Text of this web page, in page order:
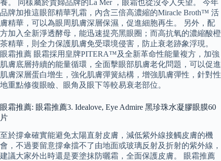
養。 同樣屬於貴婦品牌的La Mer ，眼霜也從沒令人失望。 今年
品牌加推這眼部精華乳霜，內含三倍高濃縮的Miracle Broth™ 活
膚精華，可以為眼周肌膚深層保濕，促進細胞再生。 另外，配
方加入全新淨透酵母，能迅速提亮黑眼圈；而高抗氧的濃縮酸橙
茶精華，則全力保護肌膚免受環境侵害，防止衰老跡象浮現。
眼霜推薦 眼霜採用皇牌PITERA™及全新革命性能量複方，加強
肌膚底層持續的能量循環，全面擊眼部肌膚老化問題，可以促進
肌膚深層蛋白增生，強化肌膚彈簧結構，增強肌膚彈性，針對性
地重點修復眼瞼、眼角及眼下等較易衰老部位。
眼霜推薦: 眼霜推薦3. Idealove, Eye Admire 黑珍珠水凝膠眼膜60
片
至於撐傘確實能避免太陽直射皮膚，減低紫外線接觸皮膚的機
會，不過要留意撐傘擋不了由地面或玻璃反射及折射的紫外線，
建議大家外出時還是要塗抹防曬霜，全面保護皮膚。 眼霜推薦